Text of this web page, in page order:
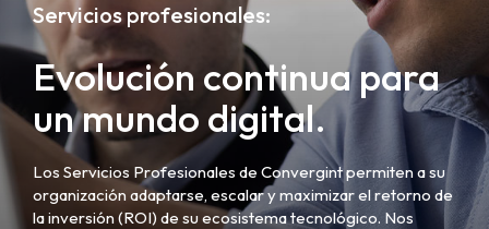
Servicios profesionales:
Evolución continua para
un mundo digital.
Los Servicios Profesionales de Convergint permiten a su
organización adaptarse, escalar y maximizar el retorno de
la inversión (ROI) de su ecosistema tecnológico. Nos